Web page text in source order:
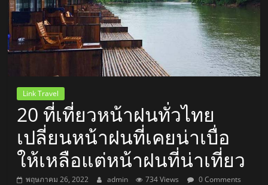
Link Travel
20 ที่เที่ยวหน้าฝนทั่วไทย
เปลี่ยนหน้าฝนที่เคยน่าเบื่อ
ให้เหลือแต่หน้าฝนที่น่าเที่ยว
พฤษภาคม 26, 2022 admin 734 Views
0 Comments